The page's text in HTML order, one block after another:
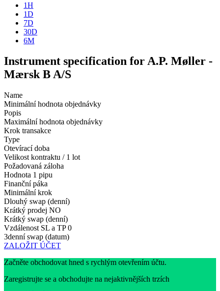
1H
1D
7D
30D
6M
Instrument specification for A.P. Møller -
Mærsk B A/S
Name
Minimální hodnota objednávky
Popis
Maximální hodnota objednávky
Krok transakce
Type
Otevírací doba
Velikost kontraktu / 1 lot
Požadovaná záloha
Hodnota 1 pipu
Finanční páka
Minimální krok
Dlouhý swap (denní)
Krátký prodej NO
Krátký swap (denní)
Vzdálenost SL a TP 0
3denní swap (datum)
ZALOŽIT ÚČET
Začněte obchodovat hned s rychlým otevřením účtu.
Zaregistrujte se a obchodujte na nejaktivnějších trzích